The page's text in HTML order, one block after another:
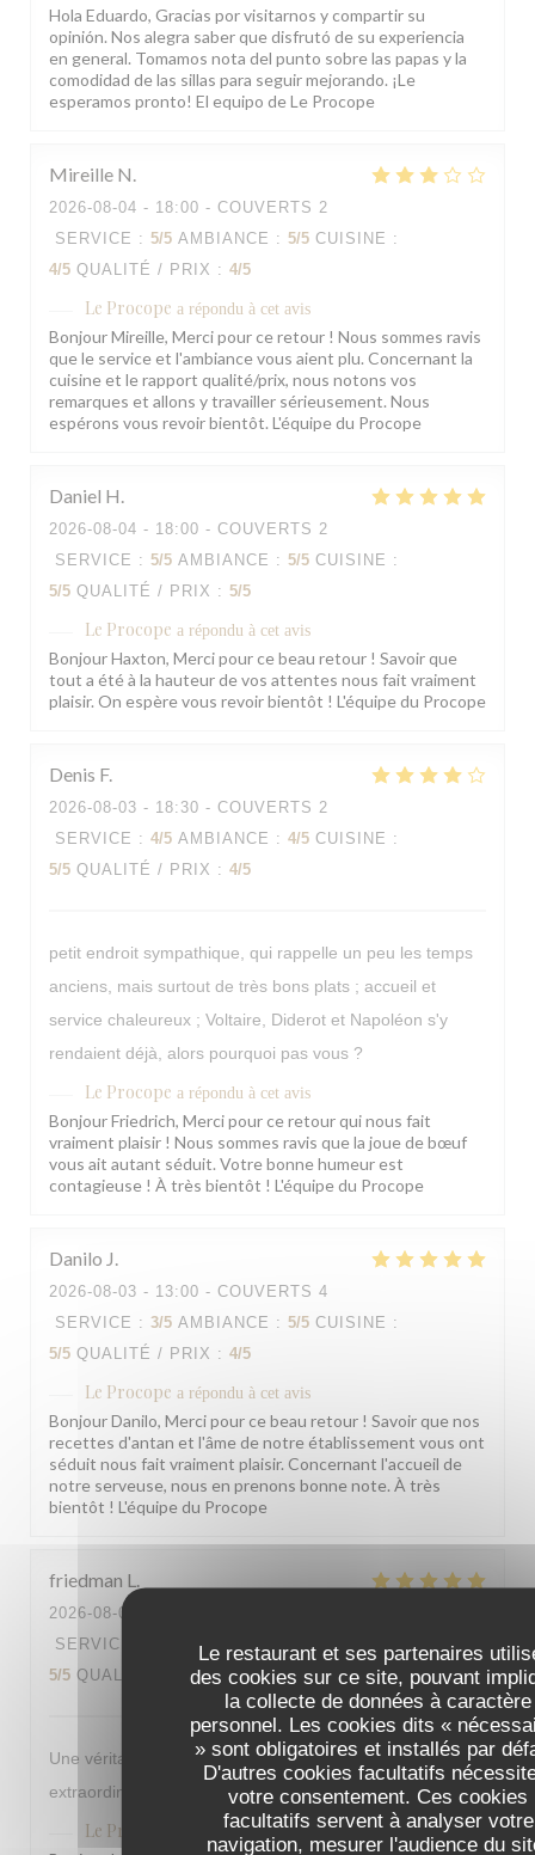
Le restaurant et ses partenaires
des cookies sur ce site, pouvant
la collecte de données à caractère
personnel. Les cookies dits «
» sont obligatoires et installés par
D'autres cookies facultatifs
votre consentement. Ces cookies
facultatifs servent à analyser votre
navigation, mesurer l'audience du
Hola Eduardo, Gracias por visitarnos y compartir su
opinión. Nos alegra saber que disfrutó de su experiencia
en general. Tomamos nota del punto sobre las papas y la
comodidad de las sillas para seguir mejorando. ¡Le
esperamos pronto! El equipo de Le Procope
Mireille N
2026-08-04 - 18:00 - COUVERTS 2
SERVICE : 5/5 AMBIANCE : 5/5 CUISINE :
4/5 QUALITÉ / PRIX : 4/5
Le Procope a répondu à cet avis
Bonjour Mireille, Merci pour ce retour ! Nous sommes ravis
que le service et l'ambiance vous aient plu. Concernant la
cuisine et le rapport qualité/prix, nous notons vos
remarques et allons y travailler sérieusement. Nous
espérons vous revoir bientôt. L'équipe du Procope
Daniel H
2026-08-04 - 18:00 - COUVERTS 2
SERVICE : 5/5 AMBIANCE : 5/5 CUISINE :
5/5 QUALITÉ / PRIX : 5/5
Le Procope a répondu à cet avis
Bonjour Haxton, Merci pour ce beau retour ! Savoir que
tout a été à la hauteur de vos attentes nous fait vraiment
plaisir. On espère vous revoir bientôt ! L'équipe du Procope
Denis F
2026-08-03 - 18:30 - COUVERTS 2
SERVICE : 4/5 AMBIANCE : 4/5 CUISINE :
5/5 QUALITÉ / PRIX : 4/5
petit endroit sympathique, qui rappelle un peu les temps
anciens, mais surtout de très bons plats ; accueil et
service chaleureux ; Voltaire, Diderot et Napoléon s'y
rendaient déjà, alors pourquoi pas vous ?
Le Procope a répondu à cet avis
Bonjour Friedrich, Merci pour ce retour qui nous fait
vraiment plaisir ! Nous sommes ravis que la joue de bœuf
vous ait autant séduit. Votre bonne humeur est
contagieuse ! À très bientôt ! L'équipe du Procope
Danilo J
2026-08-03 - 13:00 - COUVERTS 4
SERVICE : 3/5 AMBIANCE : 5/5 CUISINE :
5/5 QUALITÉ / PRIX : 4/5
Le Procope a répondu à cet avis
Bonjour Danilo, Merci pour ce beau retour ! Savoir que nos
recettes d'antan et l'âme de notre établissement vous ont
séduit nous fait vraiment plaisir. Concernant l'accueil de
notre serveuse, nous en prenons bonne note. À très
bientôt ! L'équipe du Procope
friedman L
2026-08-03
SERVICE
AMBIANCE CUISINE
5/5 QUALITÉ / PRIX: 5/5
Une véritable institution avec des serveurs et serveuse
extraordinaire, la référence par excellence
Le Procope a répondu à cet avis